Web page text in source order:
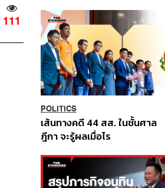
111
POLITICS
เส้นทางคดี 44 สส. ในชั้นศาล
ฎีกา จะรู้ผลเมื่อไร